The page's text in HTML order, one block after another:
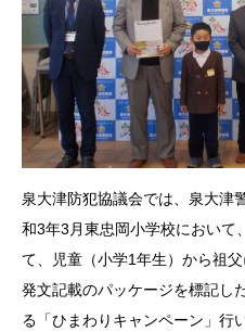
泉大津防犯協議会では、泉大津
和3年3月東忠岡小学校において
て、児童（小学1年生）から祖
発文記載のパッケージを標記し
る「ひまわりキャンペーン」行